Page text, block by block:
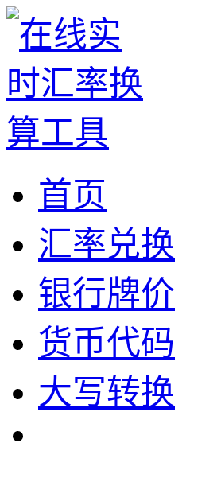
首页
汇率兑换
银行牌价
货币代码
大写转换